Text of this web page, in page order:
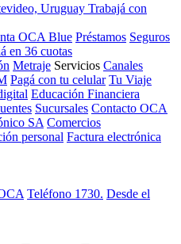
Uruguay Trabajá con
OCA Blue Préstamos Seguros
en 36 cuotas
Metraje Servicios Canales
Pagá con tu celular Tu Viaje
Educación Financiera
Sucursales Contacto OCA
SA Comercios
personal Factura electrónica
Teléfono 1730. Desde el